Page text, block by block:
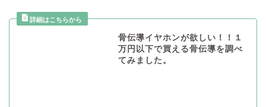
骨伝導イヤホンが欲しい！！１
万円以下で買える骨伝導を調べ
てみました。